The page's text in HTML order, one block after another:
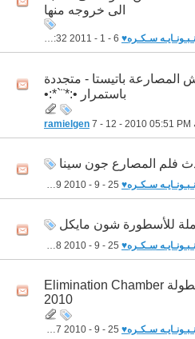
الى خروجه منها
سـكـره♥ 10:32 PM
المصارعة باتيستا - متجددة
باستمرار •:*¨`*:•
ramielgen 7 - 12 - 2010 05:51 PM
فلم المصارع جون سينا
سـكـره♥ 12:49 AM
للأسطورة شون مايكل
سـكـره♥ 12:48 AM
حصريا مباريات بطولة Elimination Chamber
2010
سـكـره♥ 12:47 AM